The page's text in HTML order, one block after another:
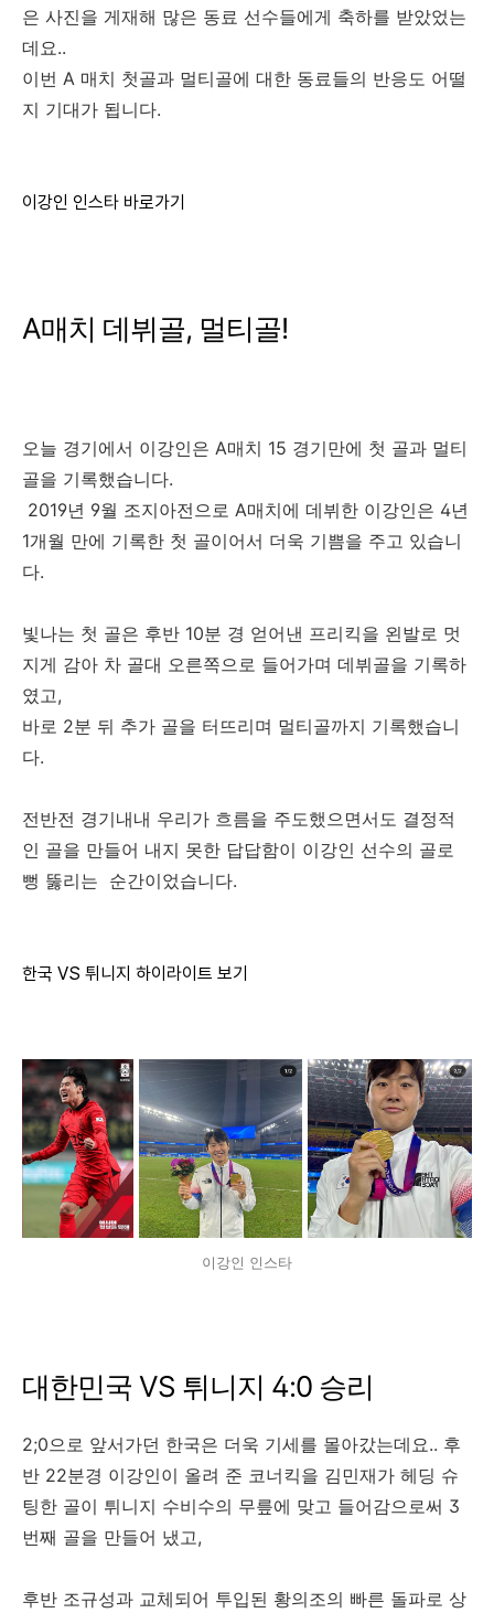
은 사진을 게재해 많은 동료 선수들에게 축하를 받았었는
데요..
이번 A 매치 첫골과 멀티골에 대한 동료들의 반응도 어떨
지 기대가 됩니다.
이강인 인스타 바로가기
A매치 데뷔골, 멀티골!
오늘 경기에서 이강인은 A매치 15 경기만에 첫 골과 멀티
골을 기록했습니다.
2019년 9월 조지아전으로 A매치에 데뷔한 이강인은 4년
1개월 만에 기록한 첫 골이어서 더욱 기쁨을 주고 있습니
다.
빛나는 첫 골은 후반 10분 경 얻어낸 프리킥을 왼발로 멋
지게 감아 차 골대 오른쪽으로 들어가며 데뷔골을 기록하
였고,
바로 2분 뒤 추가 골을 터뜨리며 멀티골까지 기록했습니
다.
전반전 경기내내 우리가 흐름을 주도했으면서도 결정적
인 골을 만들어 내지 못한 답답함이 이강인 선수의 골로
뻥 뚫리는 순간이었습니다.
한국 VS 튀니지 하이라이트 보기
이강인 인스타
대한민국 VS 튀니지 4:0 승리
2;0으로 앞서가던 한국은 더욱 기세를 몰아갔는데요.. 후
반 22분경 이강인이 올려 준 코너킥을 김민재가 헤딩 슈
팅한 골이 튀니지 수비수의 무릎에 맞고 들어감으로써 3
번째 골을 만들어 냈고,
후반 조규성과 교체되어 투입된 황의조의 빠른 돌파로 상